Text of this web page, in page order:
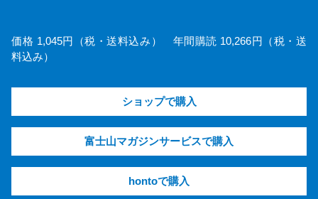
価格 1,045円（税・送料込み） 年間購読 10,266円（税・送
料込み）
ショップで購入
富士山マガジンサービスで購入
hontoで購入